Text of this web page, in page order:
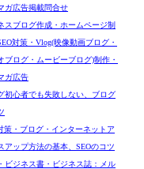
ガ広告掲載問合せ
スブログ作成・ホームページ制
対策・Vlog(映像動画ブログ・
ブログ・ムービーブログ)制作・
ガ広告
初心者でも失敗しない、ブログ
策・ブログ・インターネットア
アップ方法の基本、SEOのコツ
ビジネス書・ビジネス誌：メル